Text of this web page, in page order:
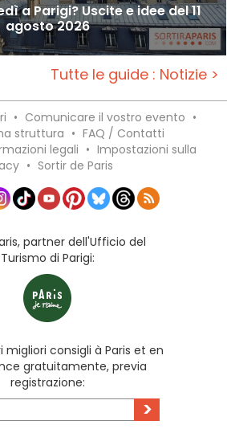
a Parigi? Uscite e idee del 11
agosto 2026
Tutte le guide : Notizie >
• Comunicare il vostro evento •
struttura • FAQ / Contatti
legali • Impostazioni sulla
• Sortir de Paris
partner dell'Ufficio del
Turismo di Parigi:
migliori consigli à Paris et en
gratuitamente, previa
registrazione:
>